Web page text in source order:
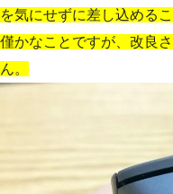
を気にせずに差し込めるこ
僅かなことですが、改良
ん。